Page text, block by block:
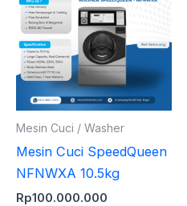
Mesin Cuci / Washer
Mesin Cuci SpeedQueen
NFNWXA 10.5kg
Rp100.000.000